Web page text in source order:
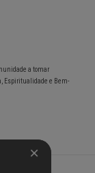
a tomar
Espiritualidade e Bem-